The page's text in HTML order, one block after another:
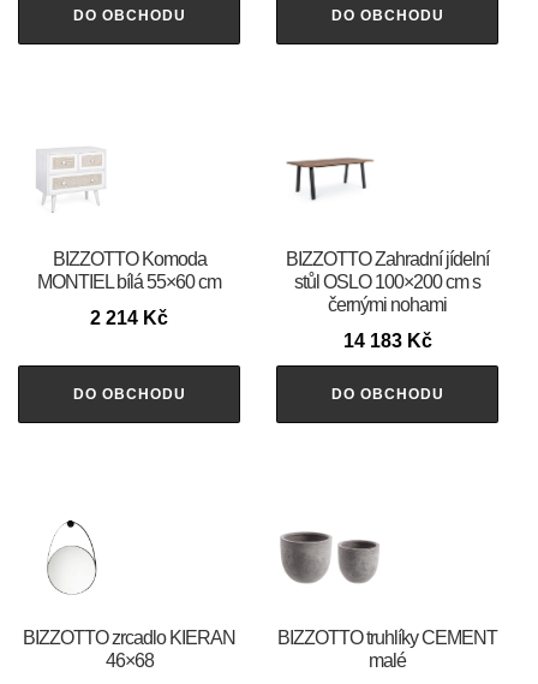
DO OBCHODU DO OBCHODU
BIZZOTTO Komoda
MONTIEL bílá 55×60 cm
2 214 Kč
DO OBCHODU
BIZZOTTO Zahradní jídelní
stůl OSLO 100×200 cm s
černými nohami
14 183 Kč
DO OBCHODU
BIZZOTTO zrcadlo KIERAN
46×68
BIZZOTTO truhlíky CEMENT
malé